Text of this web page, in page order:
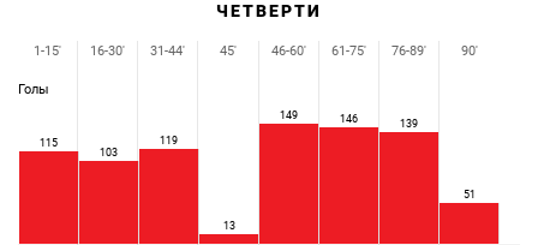
ЧЕТВЕРТИ
Голы
115
103
119
13
149 146 139
51
1-15' 16-30' 31-44' 45' 46-60' 61-75' 76-89' 90'